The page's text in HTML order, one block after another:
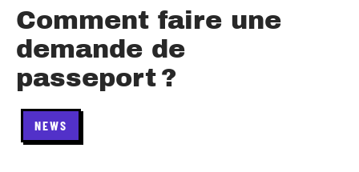
Comment faire une
demande de
passeport ?
NEWS